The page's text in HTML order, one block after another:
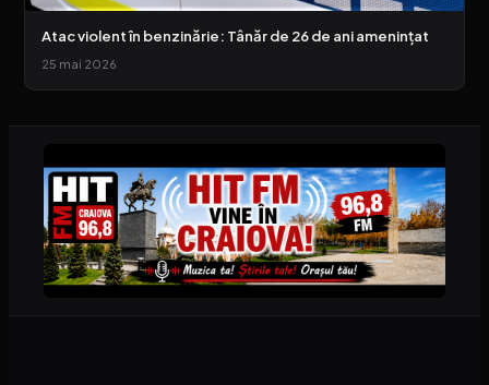
Atac violent în benzinărie: Tânăr de 26 de ani amenințat
25 mai 2026